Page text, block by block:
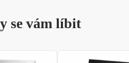
se vám líbit